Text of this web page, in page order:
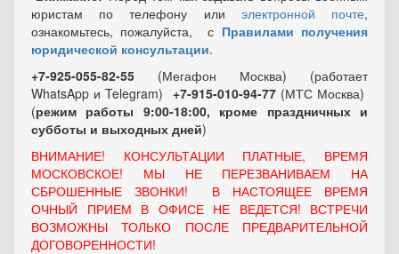
юристам по телефону или электронной почте,
ознакомьтесь, пожалуйста, с Правилами получения
юридической консультации.
+7-925-055-82-55 (Мегафон Москва) (работает
WhatsApp и Telegram) +7-915-010-94-77 (МТС Москва)
(режим работы 9:00-18:00, кроме праздничных и
субботы и выходных дней)
ВНИМАНИЕ! КОНСУЛЬТАЦИИ ПЛАТНЫЕ, ВРЕМЯ
МОСКОВСКОЕ! МЫ НЕ ПЕРЕЗВАНИВАЕМ НА
СБРОШЕННЫЕ ЗВОНКИ! В НАСТОЯЩЕЕ ВРЕМЯ
ОЧНЫЙ ПРИЕМ В ОФИСЕ НЕ ВЕДЕТСЯ! ВСТРЕЧИ
ВОЗМОЖНЫ ТОЛЬКО ПОСЛЕ ПРЕДВАРИТЕЛЬНОЙ
ДОГОВОРЕННОСТИ!